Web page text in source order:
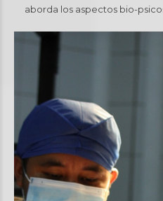
aborda los aspectos bio-